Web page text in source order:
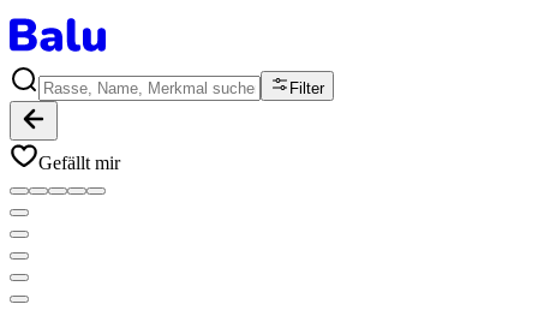
Filter
Gefällt mir